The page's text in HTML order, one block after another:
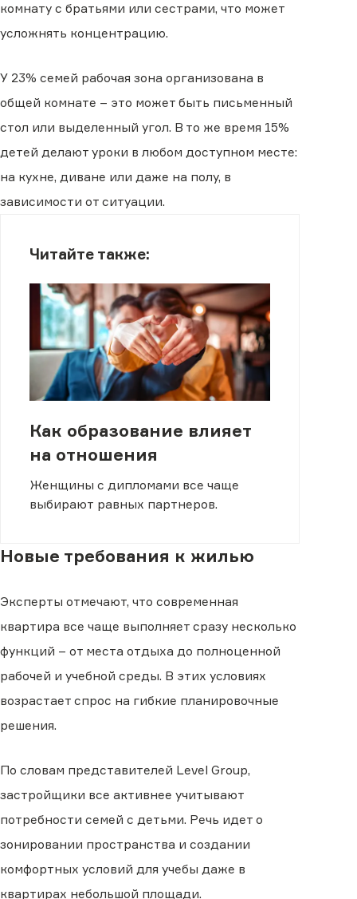
комнату с братьями или сестрами, что может
усложнять концентрацию.
У 23% семей рабочая зона организована в
общей комнате – это может быть письменный
стол или выделенный угол. В то же время 15%
детей делают уроки в любом доступном месте:
на кухне, диване или даже на полу, в
зависимости от ситуации.
Читайте также:
Как образование влияет
на отношения
Женщины с дипломами все чаще
выбирают равных партнеров.
Новые требования к жилью
Эксперты отмечают, что современная
квартира все чаще выполняет сразу несколько
функций – от места отдыха до полноценной
рабочей и учебной среды. В этих условиях
возрастает спрос на гибкие планировочные
решения.
По словам представителей Level Group,
застройщики все активнее учитывают
потребности семей с детьми. Речь идет о
зонировании пространства и создании
комфортных условий для учебы даже в
квартирах небольшой площади.